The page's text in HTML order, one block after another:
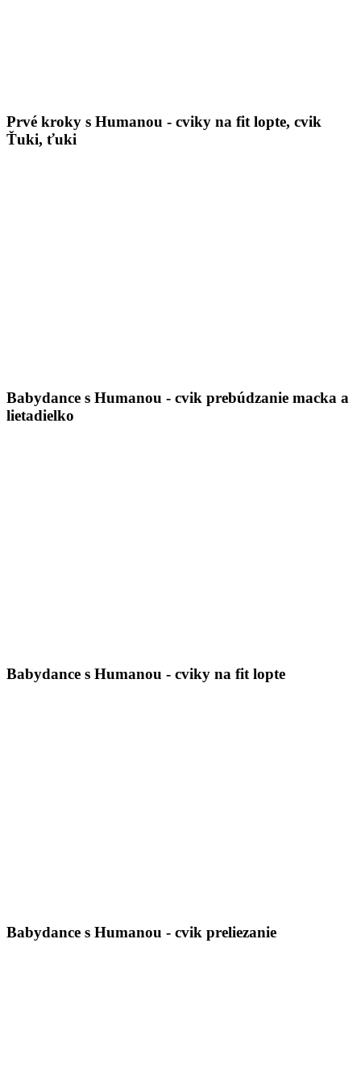
Prvé kroky s Humanou - cviky na fit lopte, cvik
Ťuki, ťuki
Babydance s Humanou - cvik prebúdzanie macka a
lietadielko
Babydance s Humanou - cviky na fit lopte
Babydance s Humanou - cvik preliezanie